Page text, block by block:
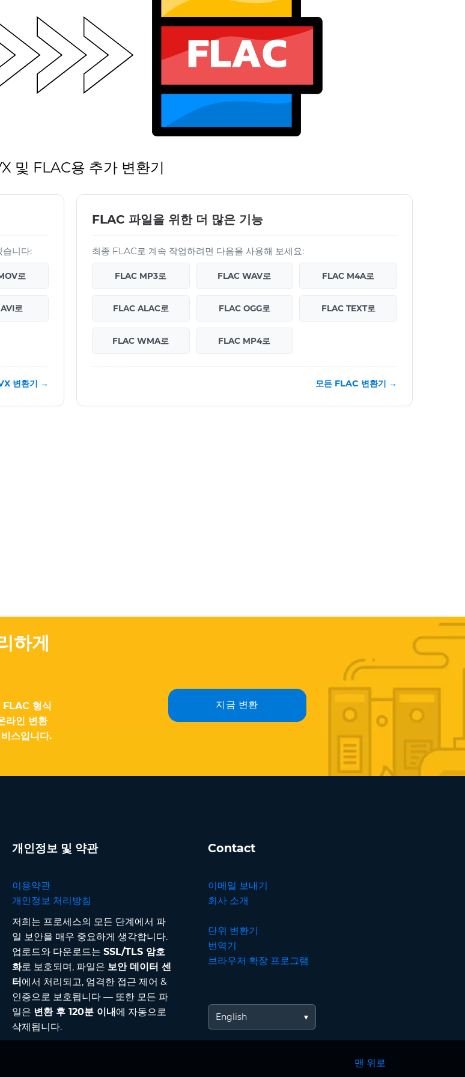
및 FLAC용 추가 변환기
니다:
로
로
변환기 →
FLAC 파일을 위한 더 많은 기능
최종 FLAC로 계속 작업하려면 다음을 사용해 보세요:
FLAC MP3로 FLAC WAV로 FLAC M4A로
FLAC ALAC로 FLAC OGG로 FLAC TEXT로
FLAC WMA로 FLAC MP4로
모든 FLAC 변환기 →
하게
FLAC 형식
라인 변환
스입니다.
지금 변환
개인정보 및 약관
이용약관
개인정보 처리방침
저희는 프로세스의 모든 단계에서 파
일 보안을 매우 중요하게 생각합니다.
업로드와 다운로드는 SSL/TLS 암호
화로 보호되며, 파일은 보안 데이터 센
터에서 처리되고, 엄격한 접근 제어 &
인증으로 보호됩니다 — 또한 모든 파
일은 변환 후 120분 이내에 자동으로
삭제됩니다.
Contact
이메일 보내기
회사 소개
단위 변환기
번역기
브라우저 확장 프로그램
English
맨 위로